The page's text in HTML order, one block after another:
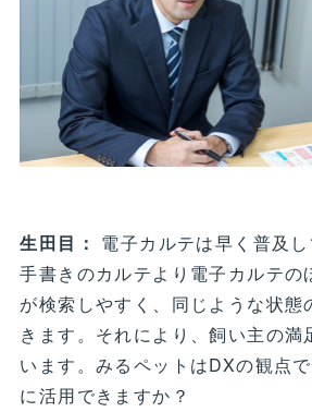
生田目： 電子カルテは早く普及し
手書きのカルテより電子カルテの
が検索しやすく、同じような状態
きます。それにより、飼い主の満
います。みるペットはDXの観点
に活用できますか？